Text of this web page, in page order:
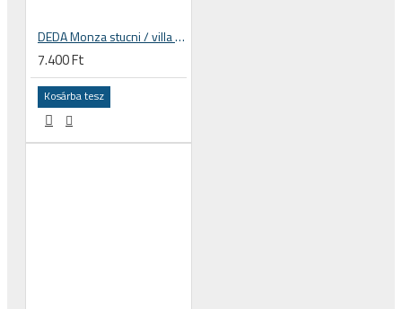
DEDA Monza stucni / villa dugó / kupak, alu
7.400 Ft
Kosárba tesz